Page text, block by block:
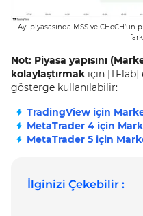
Ayı piyasasında MSS ve
Not: Piyasa yapısını
kolaylaştırmak için
gösterge kullanılabilir:
TradingView için
MetaTrader 4 için
MetaTrader 5 için
İlginizi Çekebilir :